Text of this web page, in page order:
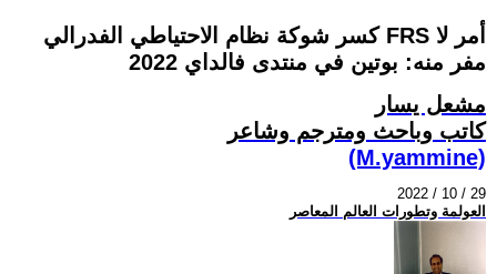
كسر شوكة نظام الاحتياطي الفدرالي FRS أمر لا
مفر منه: بوتين في منتدى فالداي 2022
مشعل يسار
كاتب وباحث ومترجم وشاعر
(M.yammine)
2022 / 10 / 29
العولمة وتطورات العالم المعاصر